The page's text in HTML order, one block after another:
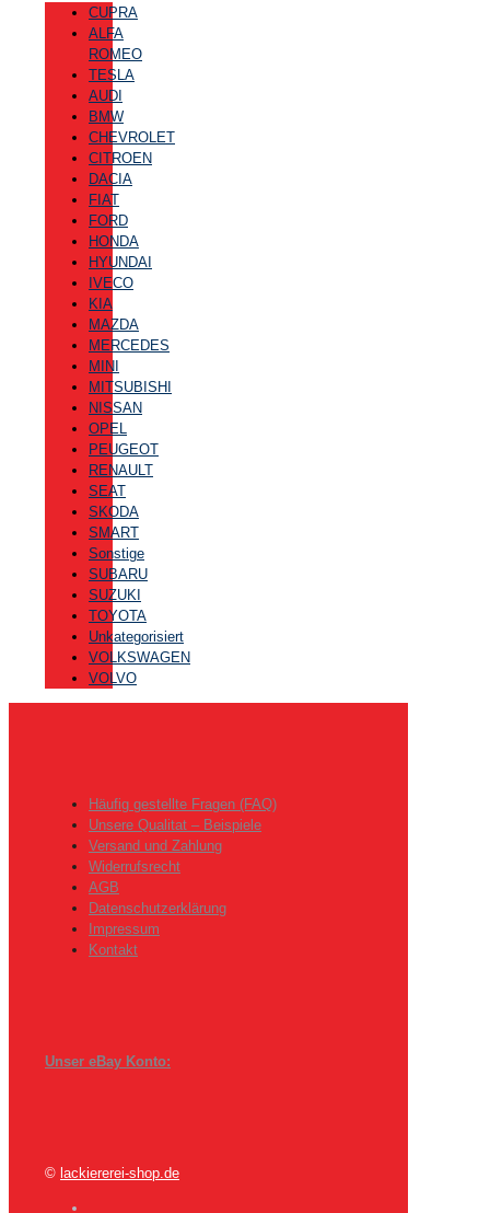
CUPRA
ALFA
ROMEO
TESLA
AUDI
BMW
CHEVROLET
CITROEN
DACIA
FIAT
FORD
HONDA
HYUNDAI
IVECO
KIA
MAZDA
MERCEDES
MINI
MITSUBISHI
NISSAN
OPEL
PEUGEOT
RENAULT
SEAT
SKODA
SMART
Sonstige
SUBARU
SUZUKI
TOYOTA
Unkategorisiert
VOLKSWAGEN
VOLVO
Häufig gestellte Fragen (FAQ)
Unsere Qualitat – Beispiele
Versand und Zahlung
Widerrufsrecht
AGB
Datenschutzerklärung
Impressum
Kontakt
Unser eBay Konto:
© lackiererei-shop.de